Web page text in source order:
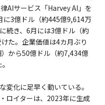
AIサービス「Harvey AI」を
に3億ドル（約445億9,614万
続き、6月には3億ドル（約
た。企業価値は4カ月ぶり
から50億ドル（約7,434億
変化に足早く動いている。
ロイターは、2023年に生成